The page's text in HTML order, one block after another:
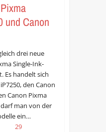
und Canon
drei neue
Single-Ink-
Es handelt sich
den Canon
Canon Pixma
darf man von der
ein…
29